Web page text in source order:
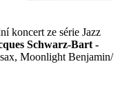
koncert ze série Jazz
Schwarz-Bart -
Moonlight Benjamin/